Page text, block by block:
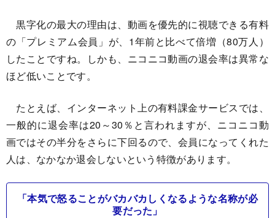
黒字化の最大の理由は、動画を優先的に視聴できる有料
の「プレミアム会員」が、1年前と比べて倍増（80万人）
したことですね。しかも、ニコニコ動画の退会率は異常な
ほど低いことです。
たとえば、インターネット上の有料課金サービスでは、
一般的に退会率は20～30％と言われますが、ニコニコ動
画ではその半分をさらに下回るので、会員になってくれた
人は、なかなか退会しないという特徴があります。
「本気で怒ることがバカバカしくなるような名称が必
要だった」